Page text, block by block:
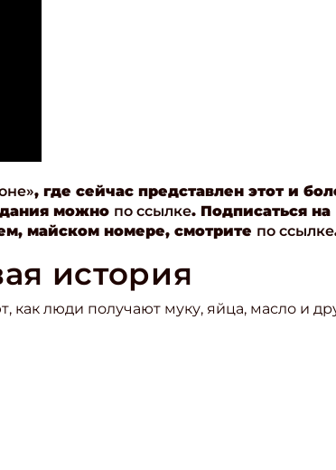
, где сейчас представлен этот и
можно по ссылке. Подписаться на
майском номере, смотрите по ссылке
история
люди получают муку, яйца, масло и
подарок!